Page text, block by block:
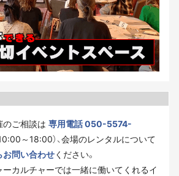
のご相談は 専用電話 050-5574-
～18:00）、会場のレンタルについて
お問い合わせください。
ーカルチャーでは一緒に働いてくれるイ